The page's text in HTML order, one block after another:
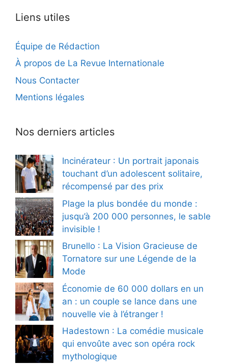
Liens utiles
Équipe de Rédaction
À propos de La Revue Internationale
Nous Contacter
Mentions légales
Nos derniers articles
Incinérateur : Un portrait japonais
touchant d’un adolescent solitaire,
récompensé par des prix
Plage la plus bondée du monde :
jusqu’à 200 000 personnes, le sable
invisible !
Brunello : La Vision Gracieuse de
Tornatore sur une Légende de la
Mode
Économie de 60 000 dollars en un
an : un couple se lance dans une
nouvelle vie à l’étranger !
Hadestown : La comédie musicale
qui envoûte avec son opéra rock
mythologique